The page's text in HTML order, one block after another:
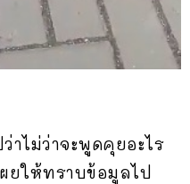
ไม่ว่าจะพูดคุยอะไร
ยให้ทราบข้อมูลไป